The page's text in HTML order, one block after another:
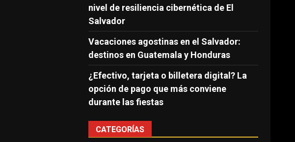
nivel de resiliencia cibernética de El
Salvador
Vacaciones agostinas en el Salvador:
destinos en Guatemala y Honduras
¿Efectivo, tarjeta o billetera digital? La
opción de pago que más conviene
durante las fiestas
CATEGORÍAS